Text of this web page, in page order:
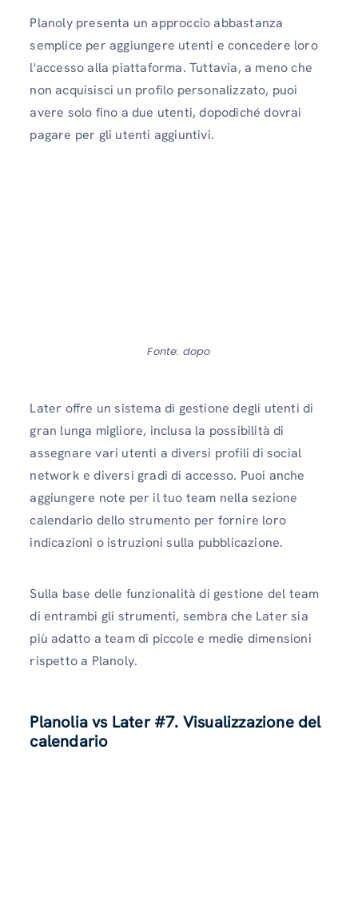
Planoly presenta un approccio abbastanza
semplice per aggiungere utenti e concedere loro
l'accesso alla piattaforma. Tuttavia, a meno che
non acquisisci un profilo personalizzato, puoi
avere solo fino a due utenti, dopodiché dovrai
pagare per gli utenti aggiuntivi.
Fonte: dopo
Later offre un sistema di gestione degli utenti di
gran lunga migliore, inclusa la possibilità di
assegnare vari utenti a diversi profili di social
network e diversi gradi di accesso. Puoi anche
aggiungere note per il tuo team nella sezione
calendario dello strumento per fornire loro
indicazioni o istruzioni sulla pubblicazione.
Sulla base delle funzionalità di gestione del team
di entrambi gli strumenti, sembra che Later sia
più adatto a team di piccole e medie dimensioni
rispetto a Planoly.
Planolia vs Later #7. Visualizzazione del
calendario